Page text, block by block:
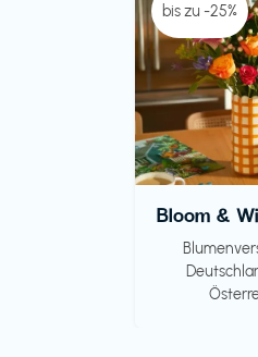
bis zu -25%
Bloom &